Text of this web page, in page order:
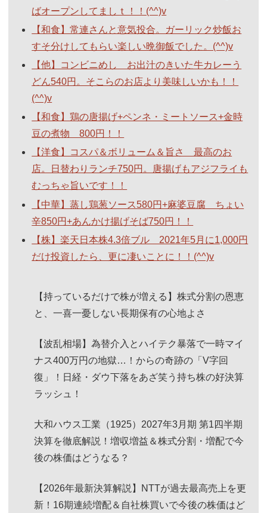
ばオープンしてましｔ！！(^^)v
【和食】常連さんと意気投合。ガーリック炒飯お
すそ分けしてもらい楽しい晩御飯でした。(^^)v
【他】コンビニめし お出汁のきいた牛カレーう
どん540円。そこらのお店より美味しいかも！！
(^^)v
【和食】鶏の唐揚げ+ペンネ・ミートソース+金時
豆の煮物 800円！！
【洋食】コスパ＆ボリューム＆旨さ 最高のお
店。日替わりランチ750円。唐揚げもアジフライも
むっちゃ旨いです！！
【中華】蒸し鶏葱ソース580円+麻婆豆腐 ちょい
辛850円+あんかけ揚げそば750円！！
【株】楽天日本株4.3倍ブル 2021年5月に1,000円
だけ投資したら、更に凄いことに！！(^^)v
【持っているだけで株が増える】株式分割の恩恵
と、一喜一憂しない長期保有の心地よさ
【波乱相場】為替介入とハイテク暴落で一時マイ
ナス400万円の地獄…！からの奇跡の「V字回
復」！日経・ダウ下落をあざ笑う持ち株の好決算
ラッシュ！
大和ハウス工業（1925）2027年3月期 第1四半期
決算を徹底解説！増収増益＆株式分割・増配で今
後の株価はどうなる？
【2026年最新決算解説】NTTが過去最高売上を更
新！16期連続増配＆自社株買いで今後の株価はど